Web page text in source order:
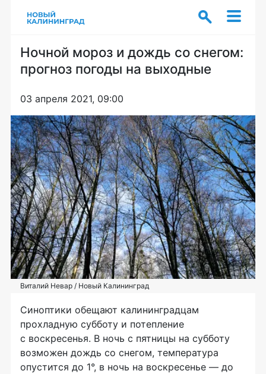
Ночной мороз и дождь со снегом:
прогноз погоды на выходные
03 апреля 2021, 09:00
Виталий Невар / Новый Калининград
Синоптики обещают калининградцам
прохладную субботу и потепление
с воскресенья. В ночь с пятницы на субботу
возможен дождь со снегом, температура
опустится до 1°, в ночь на воскресенье — до